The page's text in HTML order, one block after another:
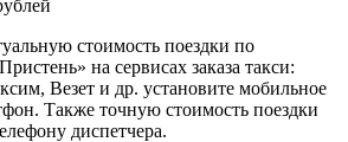
стоимость поездки по
на сервисах заказа такси:
Везет и др. установите мобильное
Также точную стоимость поездки
диспетчера.